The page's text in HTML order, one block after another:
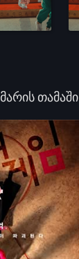
თამაში